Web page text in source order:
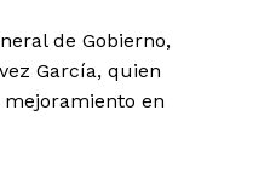
de Gobierno,
García, quien
en